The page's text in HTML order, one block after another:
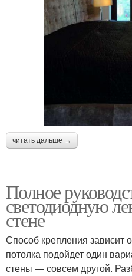
читать дальше →
Полное
светодиодную
стене
Способ крепления зависит
потолка подойдет один
стены — совсем другой.